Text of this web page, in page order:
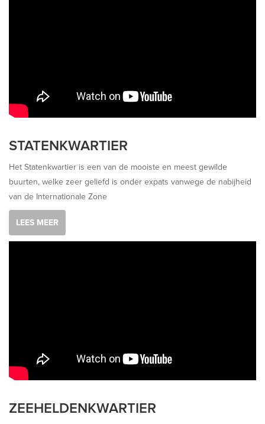
STATENKWARTIER
Het Statenkwartier is een van de mooiste en meest gewilde
buurten, welke zeer geliefd is onder expats vanwege de nabijheid
van de Internationale Zone
LEES MEER
ZEEHELDENKWARTIER